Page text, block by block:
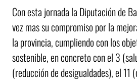
Con esta jornada la Diputación de
vez mas su compromiso por la
la provincia, cumpliendo con los
sostenible, en concreto con el 3
(reducción de desigualdades), el 11